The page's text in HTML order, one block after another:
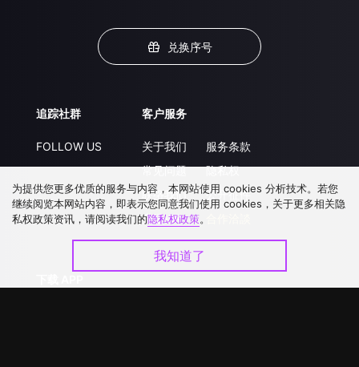
兑换序号
追踪社群
FOLLOW US
客户服务
关于我们
常见问题
联络我们
升级VIP
服务条款
隐私权
公开征件
为提供您更多优质的服务与内容，本网站使用 cookies 分析技术。若您
继续阅览本网站内容，即表示您同意我们使用 cookies，关于更多相关隐
私权政策资讯，请阅读我们的隐私权政策。
我知道了